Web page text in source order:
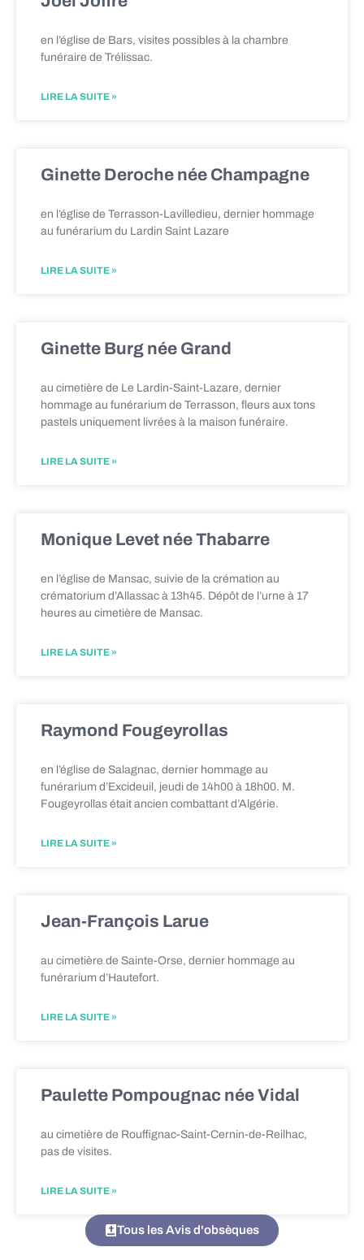
en l’église de Bars, visites possibles à la chambre
funéraire de Trélissac.
LIRE LA SUITE »
Ginette Deroche née Champagne
en l’église de Terrasson-Lavilledieu, dernier hommage
au funérarium du Lardin Saint Lazare
LIRE LA SUITE »
Ginette Burg née Grand
au cimetière de Le Lardin-Saint-Lazare, dernier
hommage au funérarium de Terrasson, fleurs aux tons
pastels uniquement livrées à la maison funéraire.
LIRE LA SUITE »
Monique Levet née Thabarre
en l’église de Mansac, suivie de la crémation au
crématorium d’Allassac à 13h45. Dépôt de l’urne à 17
heures au cimetière de Mansac.
LIRE LA SUITE »
Raymond Fougeyrollas
en l’église de Salagnac, dernier hommage au
funérarium d’Excideuil, jeudi de 14h00 à 18h00. M.
Fougeyrollas était ancien combattant d’Algérie.
LIRE LA SUITE »
Jean-François Larue
au cimetière de Sainte-Orse, dernier hommage au
funérarium d’Hautefort.
LIRE LA SUITE »
Paulette Pompougnac née Vidal
au cimetière de Rouffignac-Saint-Cernin-de-Reilhac,
pas de visites.
LIRE LA SUITE »
Tous les Avis d'obsèques